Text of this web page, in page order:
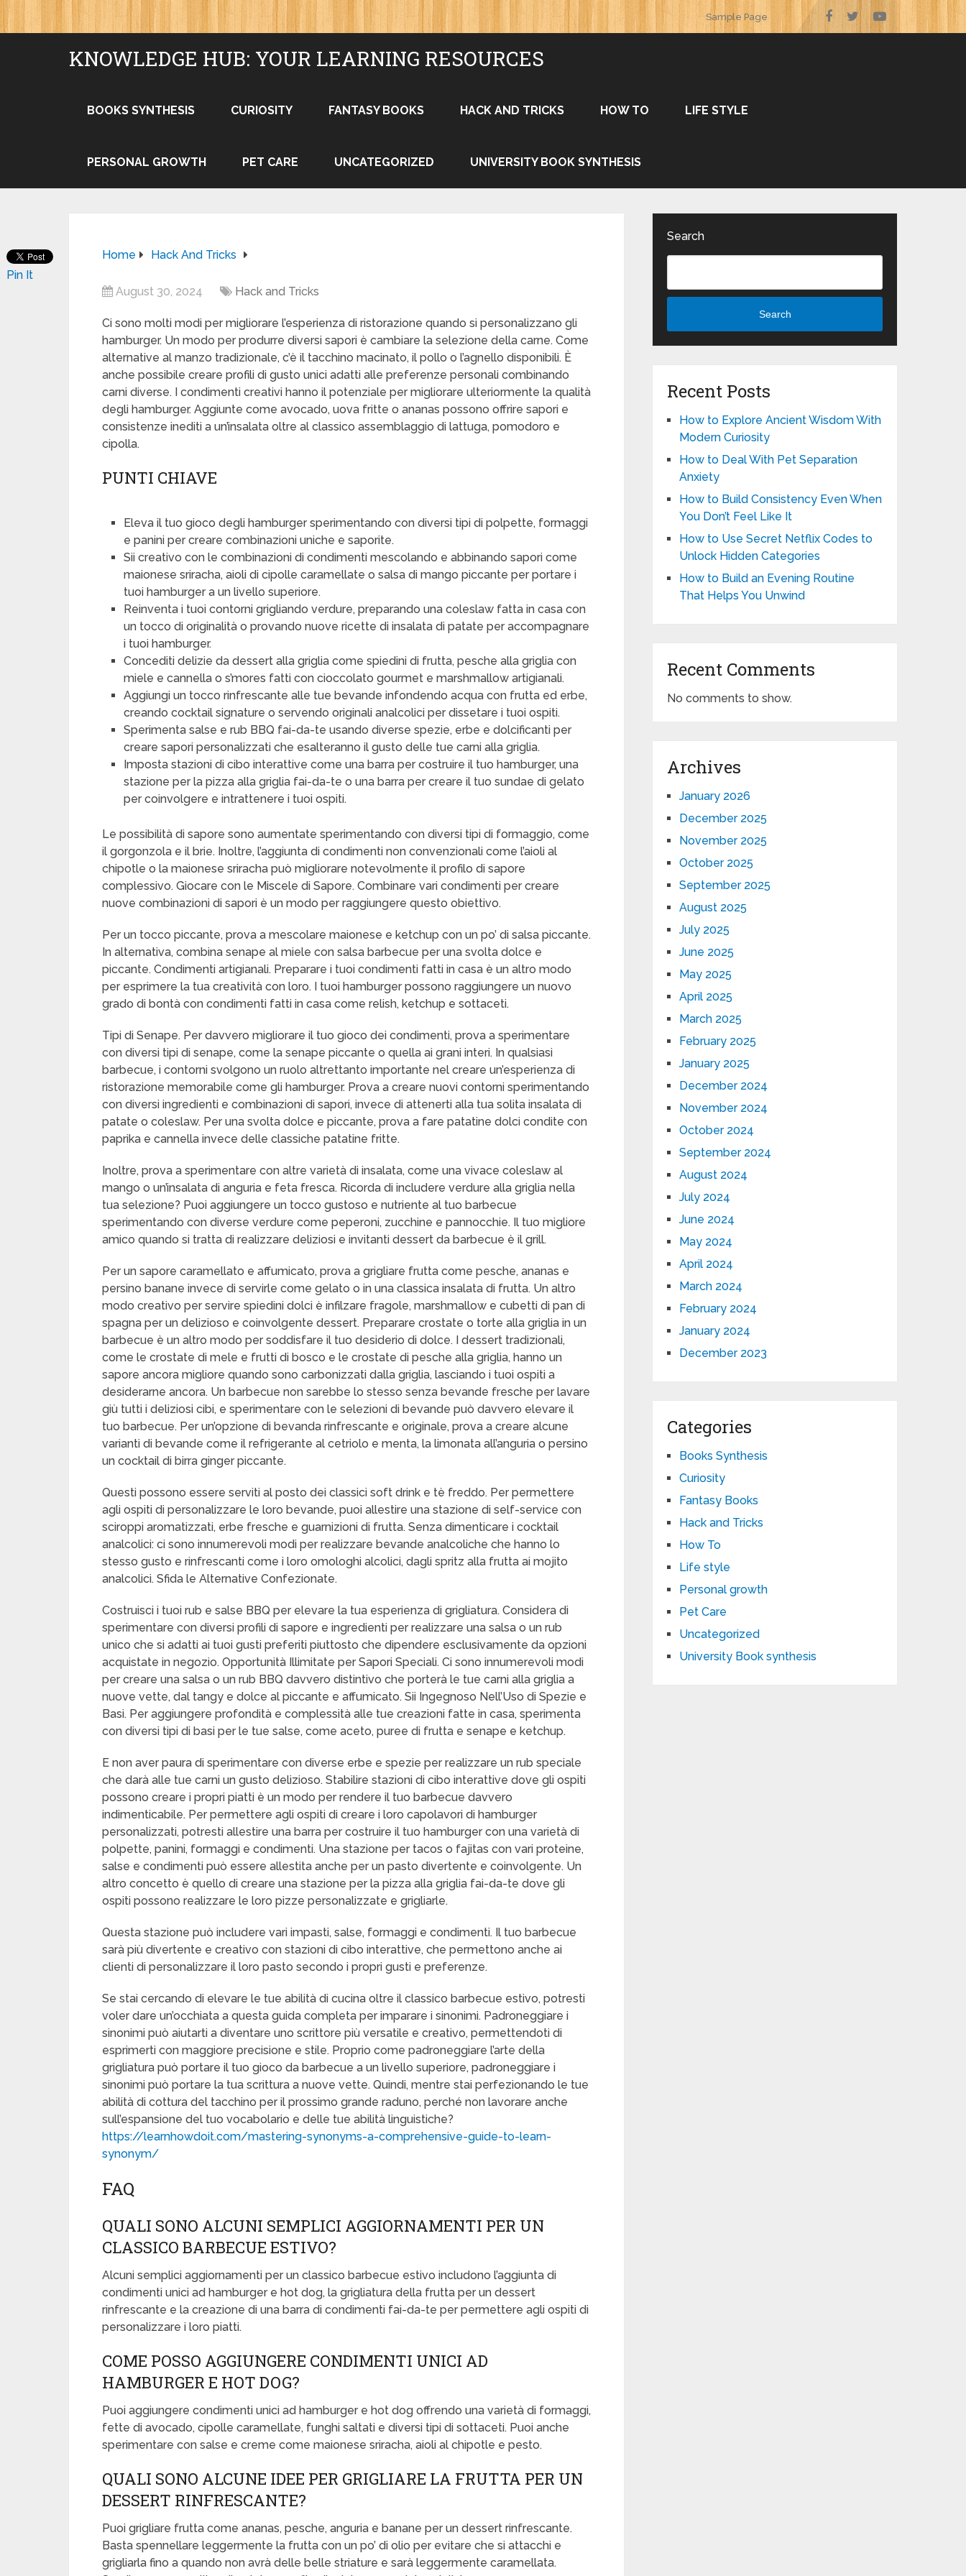
Sample Page
KNOWLEDGE HUB: YOUR LEARNING RESOURCES
BOOKS SYNTHESIS CURIOSITY FANTASY BOOKS HACK AND TRICKS HOW TO LIFE STYLE
PERSONAL GROWTH PET CARE UNCATEGORIZED UNIVERSITY BOOK SYNTHESIS
Home Hack And Tricks
August 30, 2024 Hack and Tricks
Ci sono molti modi per migliorare l’esperienza di ristorazione quando si personalizzano gli
hamburger. Un modo per produrre diversi sapori è cambiare la selezione della carne. Come
alternative al manzo tradizionale, c’è il tacchino macinato, il pollo o l’agnello disponibili. È
anche possibile creare profili di gusto unici adatti alle preferenze personali combinando
carni diverse. I condimenti creativi hanno il potenziale per migliorare ulteriormente la qualità
degli hamburger. Aggiunte come avocado, uova fritte o ananas possono offrire sapori e
consistenze inediti a un’insalata oltre al classico assemblaggio di lattuga, pomodoro e
cipolla.
PUNTI CHIAVE
Eleva il tuo gioco degli hamburger sperimentando con diversi tipi di polpette, formaggi
e panini per creare combinazioni uniche e saporite.
Sii creativo con le combinazioni di condimenti mescolando e abbinando sapori come
maionese sriracha, aioli di cipolle caramellate o salsa di mango piccante per portare i
tuoi hamburger a un livello superiore.
Reinventa i tuoi contorni grigliando verdure, preparando una coleslaw fatta in casa con
un tocco di originalità o provando nuove ricette di insalata di patate per accompagnare
i tuoi hamburger.
Concediti delizie da dessert alla griglia come spiedini di frutta, pesche alla griglia con
miele e cannella o s’mores fatti con cioccolato gourmet e marshmallow artigianali.
Aggiungi un tocco rinfrescante alle tue bevande infondendo acqua con frutta ed erbe,
creando cocktail signature o servendo originali analcolici per dissetare i tuoi ospiti.
Sperimenta salse e rub BBQ fai-da-te usando diverse spezie, erbe e dolcificanti per
creare sapori personalizzati che esalteranno il gusto delle tue carni alla griglia.
Imposta stazioni di cibo interattive come una barra per costruire il tuo hamburger, una
stazione per la pizza alla griglia fai-da-te o una barra per creare il tuo sundae di gelato
per coinvolgere e intrattenere i tuoi ospiti.
Le possibilità di sapore sono aumentate sperimentando con diversi tipi di formaggio, come
il gorgonzola e il brie. Inoltre, l’aggiunta di condimenti non convenzionali come l’aioli al
chipotle o la maionese sriracha può migliorare notevolmente il profilo di sapore
complessivo. Giocare con le Miscele di Sapore. Combinare vari condimenti per creare
nuove combinazioni di sapori è un modo per raggiungere questo obiettivo.
Per un tocco piccante, prova a mescolare maionese e ketchup con un po’ di salsa piccante.
In alternativa, combina senape al miele con salsa barbecue per una svolta dolce e
piccante. Condimenti artigianali. Preparare i tuoi condimenti fatti in casa è un altro modo
per esprimere la tua creatività con loro. I tuoi hamburger possono raggiungere un nuovo
grado di bontà con condimenti fatti in casa come relish, ketchup e sottaceti.
Tipi di Senape. Per davvero migliorare il tuo gioco dei condimenti, prova a sperimentare
con diversi tipi di senape, come la senape piccante o quella ai grani interi. In qualsiasi
barbecue, i contorni svolgono un ruolo altrettanto importante nel creare un’esperienza di
ristorazione memorabile come gli hamburger. Prova a creare nuovi contorni sperimentando
con diversi ingredienti e combinazioni di sapori, invece di attenerti alla tua solita insalata di
patate o coleslaw. Per una svolta dolce e piccante, prova a fare patatine dolci condite con
paprika e cannella invece delle classiche patatine fritte.
Inoltre, prova a sperimentare con altre varietà di insalata, come una vivace coleslaw al
mango o un’insalata di anguria e feta fresca. Ricorda di includere verdure alla griglia nella
tua selezione? Puoi aggiungere un tocco gustoso e nutriente al tuo barbecue
sperimentando con diverse verdure come peperoni, zucchine e pannocchie. Il tuo migliore
amico quando si tratta di realizzare deliziosi e invitanti dessert da barbecue è il grill.
Per un sapore caramellato e affumicato, prova a grigliare frutta come pesche, ananas e
persino banane invece di servirle come gelato o in una classica insalata di frutta. Un altro
modo creativo per servire spiedini dolci è infilzare fragole, marshmallow e cubetti di pan di
spagna per un delizioso e coinvolgente dessert. Preparare crostate o torte alla griglia in un
barbecue è un altro modo per soddisfare il tuo desiderio di dolce. I dessert tradizionali,
come le crostate di mele e frutti di bosco e le crostate di pesche alla griglia, hanno un
sapore ancora migliore quando sono carbonizzati dalla griglia, lasciando i tuoi ospiti a
desiderarne ancora. Un barbecue non sarebbe lo stesso senza bevande fresche per lavare
giù tutti i deliziosi cibi, e sperimentare con le selezioni di bevande può davvero elevare il
tuo barbecue. Per un’opzione di bevanda rinfrescante e originale, prova a creare alcune
varianti di bevande come il refrigerante al cetriolo e menta, la limonata all’anguria o persino
un cocktail di birra ginger piccante.
Questi possono essere serviti al posto dei classici soft drink e tè freddo. Per permettere
agli ospiti di personalizzare le loro bevande, puoi allestire una stazione di self-service con
sciroppi aromatizzati, erbe fresche e guarnizioni di frutta. Senza dimenticare i cocktail
analcolici: ci sono innumerevoli modi per realizzare bevande analcoliche che hanno lo
stesso gusto e rinfrescanti come i loro omologhi alcolici, dagli spritz alla frutta ai mojito
analcolici. Sfida le Alternative Confezionate.
Costruisci i tuoi rub e salse BBQ per elevare la tua esperienza di grigliatura. Considera di
sperimentare con diversi profili di sapore e ingredienti per realizzare una salsa o un rub
unico che si adatti ai tuoi gusti preferiti piuttosto che dipendere esclusivamente da opzioni
acquistate in negozio. Opportunità Illimitate per Sapori Speciali. Ci sono innumerevoli modi
per creare una salsa o un rub BBQ davvero distintivo che porterà le tue carni alla griglia a
nuove vette, dal tangy e dolce al piccante e affumicato. Sii Ingegnoso Nell’Uso di Spezie e
Basi. Per aggiungere profondità e complessità alle tue creazioni fatte in casa, sperimenta
con diversi tipi di basi per le tue salse, come aceto, puree di frutta e senape e ketchup.
E non aver paura di sperimentare con diverse erbe e spezie per realizzare un rub speciale
che darà alle tue carni un gusto delizioso. Stabilire stazioni di cibo interattive dove gli ospiti
possono creare i propri piatti è un modo per rendere il tuo barbecue davvero
indimenticabile. Per permettere agli ospiti di creare i loro capolavori di hamburger
personalizzati, potresti allestire una barra per costruire il tuo hamburger con una varietà di
polpette, panini, formaggi e condimenti. Una stazione per tacos o fajitas con vari proteine,
salse e condimenti può essere allestita anche per un pasto divertente e coinvolgente. Un
altro concetto è quello di creare una stazione per la pizza alla griglia fai-da-te dove gli
ospiti possono realizzare le loro pizze personalizzate e grigliarle.
Questa stazione può includere vari impasti, salse, formaggi e condimenti. Il tuo barbecue
sarà più divertente e creativo con stazioni di cibo interattive, che permettono anche ai
clienti di personalizzare il loro pasto secondo i propri gusti e preferenze.
Se stai cercando di elevare le tue abilità di cucina oltre il classico barbecue estivo, potresti
voler dare un’occhiata a questa guida completa per imparare i sinonimi. Padroneggiare i
sinonimi può aiutarti a diventare uno scrittore più versatile e creativo, permettendoti di
esprimerti con maggiore precisione e stile. Proprio come padroneggiare l’arte della
grigliatura può portare il tuo gioco da barbecue a un livello superiore, padroneggiare i
sinonimi può portare la tua scrittura a nuove vette. Quindi, mentre stai perfezionando le tue
abilità di cottura del tacchino per il prossimo grande raduno, perché non lavorare anche
sull’espansione del tuo vocabolario e delle tue abilità linguistiche?
https://learnhowdoit.com/mastering-synonyms-a-comprehensive-guide-to-learn-
synonym/
FAQ
QUALI SONO ALCUNI SEMPLICI AGGIORNAMENTI PER UN
CLASSICO BARBECUE ESTIVO?
Alcuni semplici aggiornamenti per un classico barbecue estivo includono l’aggiunta di
condimenti unici ad hamburger e hot dog, la grigliatura della frutta per un dessert
rinfrescante e la creazione di una barra di condimenti fai-da-te per permettere agli ospiti di
personalizzare i loro piatti.
COME POSSO AGGIUNGERE CONDIMENTI UNICI AD
HAMBURGER E HOT DOG?
Puoi aggiungere condimenti unici ad hamburger e hot dog offrendo una varietà di formaggi,
fette di avocado, cipolle caramellate, funghi saltati e diversi tipi di sottaceti. Puoi anche
sperimentare con salse e creme come maionese sriracha, aioli al chipotle e pesto.
QUALI SONO ALCUNE IDEE PER GRIGLIARE LA FRUTTA PER UN
DESSERT RINFRESCANTE?
Puoi grigliare frutta come ananas, pesche, anguria e banane per un dessert rinfrescante.
Basta spennellare leggermente la frutta con un po’ di olio per evitare che si attacchi e
grigliarla fino a quando non avrà delle belle striature e sarà leggermente caramellata.
Pin It
Search
Search
Recent Posts
How to Explore Ancient Wisdom With
Modern Curiosity
How to Deal With Pet Separation
Anxiety
How to Build Consistency Even When
You Don’t Feel Like It
How to Use Secret Netflix Codes to
Unlock Hidden Categories
How to Build an Evening Routine
That Helps You Unwind
Recent Comments
No comments to show.
Archives
January 2026
December 2025
November 2025
October 2025
September 2025
August 2025
July 2025
June 2025
May 2025
April 2025
March 2025
February 2025
January 2025
December 2024
November 2024
October 2024
September 2024
August 2024
July 2024
June 2024
May 2024
April 2024
March 2024
February 2024
January 2024
December 2023
Categories
Books Synthesis
Curiosity
Fantasy Books
Hack and Tricks
How To
Life style
Personal growth
Pet Care
Uncategorized
University Book synthesis